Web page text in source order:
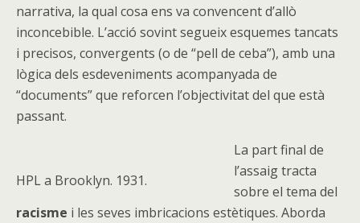
narrativa, la qual cosa ens va convencent d’allò
inconcebible. L’acció sovint segueix esquemes tancats
i precisos, convergents (o de “pell de ceba”), amb una
lògica dels esdeveniments acompanyada de
“documents” que reforcen l’objectivitat del que està
passant.
HPL a Brooklyn. 1931.
La part final de
l’assaig tracta
sobre el tema del
racisme i les seves imbricacions estètiques. Aborda